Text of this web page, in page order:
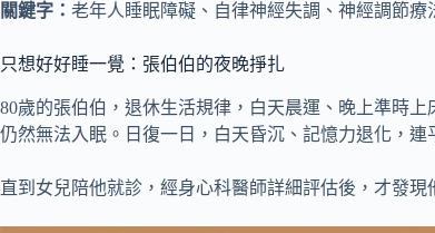
關鍵字： 老年人睡眠障礙、自律神經失調、神經調節
只想好好睡一覺：張伯伯的夜晚掙扎
80歲的張伯伯，退休生活規律，白天晨運、晚上準時
仍然無法入眠。日復一日，白天昏沉、記憶力退化，連
直到女兒陪他就診，經身心科醫師詳細評估後，才發現